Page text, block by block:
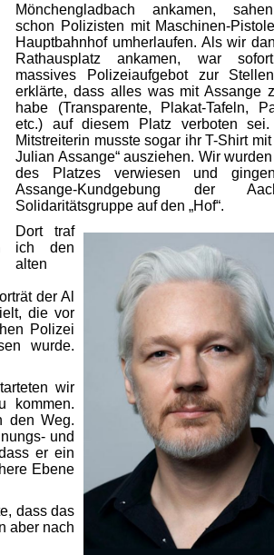
Mönchengladbach ankamen,
schon Polizisten mit Maschinen-
Hauptbahnhof umherlaufen. Als wir
Rathausplatzankamen, war
massives Polizeiaufgebot zur Stellen
erklärte, dass alles was mit Assange
habe (Transparente, Plakat-Tafeln,
etc.) auf diesem Platz verboten
Mitstreiterin musste sogar ihr T-Shirt mit
Julian Assange“ ausziehen. Wir
des Platzes verwiesen und
Assange-Kundgebung der
Solidaritätsgruppe auf den „Hof“.
Dort traf
ich den
alten
der Al
die vor
Polizei
wurde.
wir
kommen.
den Weg.
und
er ein
Ebene
dass das
aber nach